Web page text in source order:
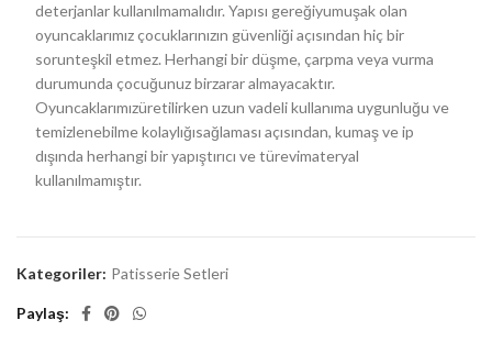
deterjanlar kullanılmamalıdır. Yapısı gereğiyumuşak olan
oyuncaklarımız çocuklarınızın güvenliği açısından hiç bir
sorunteşkil etmez. Herhangi bir düşme, çarpma veya vurma
durumunda çocuğunuz birzarar almayacaktır.
Oyuncaklarımızüretilirken uzun vadeli kullanıma uygunluğu ve
temizlenebilme kolaylığısağlaması açısından, kumaş ve ip
dışında herhangi bir yapıştırıcı ve türevimateryal
kullanılmamıştır.
Kategoriler: Patisserie Setleri
Paylaş